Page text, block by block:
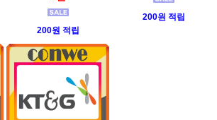
200원 적립
200원 적립